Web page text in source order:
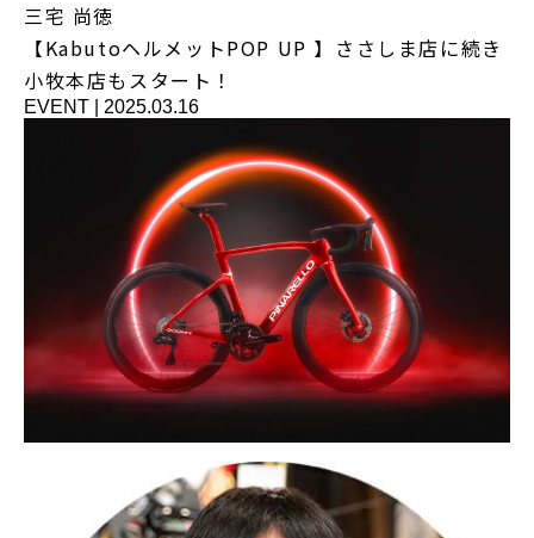
三宅 尚徳
【KabutoヘルメットPOP UP 】ささしま店に続き
小牧本店もスタート！
EVENT 2025.03.16